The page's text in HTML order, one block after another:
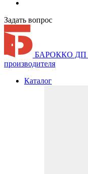
Задать вопрос
БАРОККО ДП
производителя
Каталог